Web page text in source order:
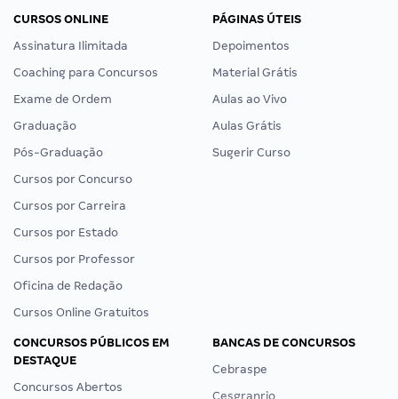
CURSOS ONLINE
Assinatura Ilimitada
Coaching para Concursos
Exame de Ordem
Graduação
Pós-Graduação
Cursos por Concurso
Cursos por Carreira
Cursos por Estado
Cursos por Professor
Oficina de Redação
Cursos Online Gratuitos
PÁGINAS ÚTEIS
Depoimentos
Material Grátis
Aulas ao Vivo
Aulas Grátis
Sugerir Curso
CONCURSOS PÚBLICOS EM
DESTAQUE
Concursos Abertos
BANCAS DE CONCURSOS
Cebraspe
Cesgranrio